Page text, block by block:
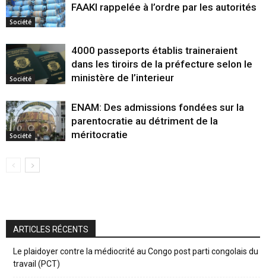
Société
FAAKI rappelée à l’ordre par les autorités
Société
4000 passeports établis traineraient
dans les tiroirs de la préfecture selon le
ministère de l’interieur
Société
ENAM: Des admissions fondées sur la
parentocratie au détriment de la
méritocratie
ARTICLES RÉCENTS
Le plaidoyer contre la médiocrité au Congo post parti congolais du
travail (PCT)